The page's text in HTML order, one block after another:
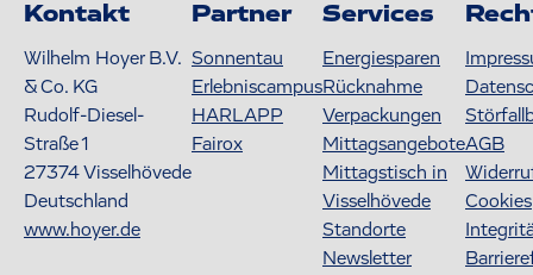
Kontakt
Wilhelm Hoyer B.V.
& Co. KG
Rudolf-Diesel-
Straße 1
27374Visselhövede
Deutschland
www.hoyer.de
Partner
Sonnentau
Erlebniscampus
HARLAPP
Fairox
Services
Energiesparen
Rücknahme
Verpackungen
Mittagsangebote
Mittagstisch in
Visselhövede
Standorte
Newsletter
AGB
Cookies